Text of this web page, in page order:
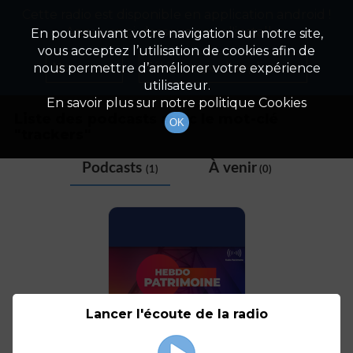
Tag
Liste des podcasts avec le mot-clé
Podcasts (1) À venir(0)
En poursuivant votre navigation sur notre site,
vous acceptez l’utilisation de cookies afin de
nous permettre d’améliorer votre expérience
utilisateur.
En savoir plus sur notre politique Cookies
OK
Appuyez ci-dessous pour l'installer.
Non merci Télécharger l'application
Lancer l'écoute de la radio